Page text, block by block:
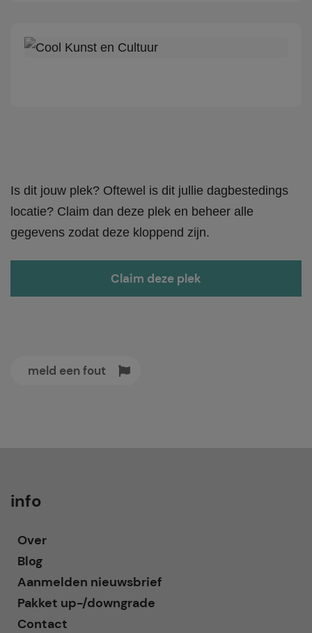
Is dit jouw plek? Oftewel is dit jullie dagbestedings
locatie? Claim dan deze plek en beheer alle
gegevens zodat deze kloppend zijn.
Claim deze plek
meld een fout
info
Over
Blog
Aanmelden nieuwsbrief
Pakket up-/downgrade
Contact